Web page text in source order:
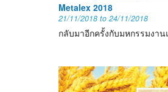
Metalex 2018
21/11/2018to 24/11/2018
กลับมาอีกครั้งกับมหกรรมงา